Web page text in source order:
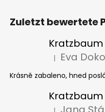
Zuletzt bewertete
Die
| Eva
Krásně zabaleno, hned